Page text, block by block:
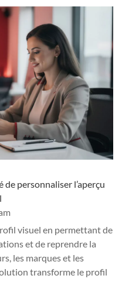
personnaliser l’aperçu
visuel en permettant de
et de reprendre la
les marques et les
transforme le profil